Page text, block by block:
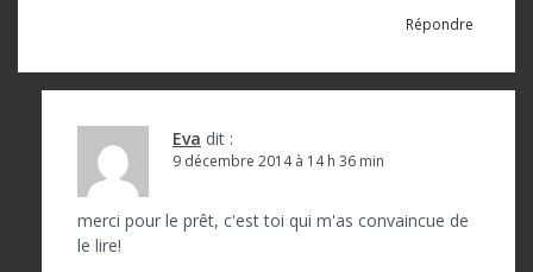
Répondre
Eva dit :
9 décembre 2014 à 14 h 36 min
merci pour le prêt, c'est toi qui m'as convaincue de
le lire!